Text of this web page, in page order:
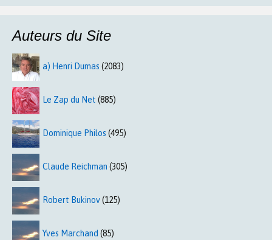
Auteurs du Site
a) Henri Dumas (2083)
Le Zap du Net (885)
Dominique Philos (495)
Claude Reichman (305)
Robert Bukinov(125)
Yves Marchand (85)